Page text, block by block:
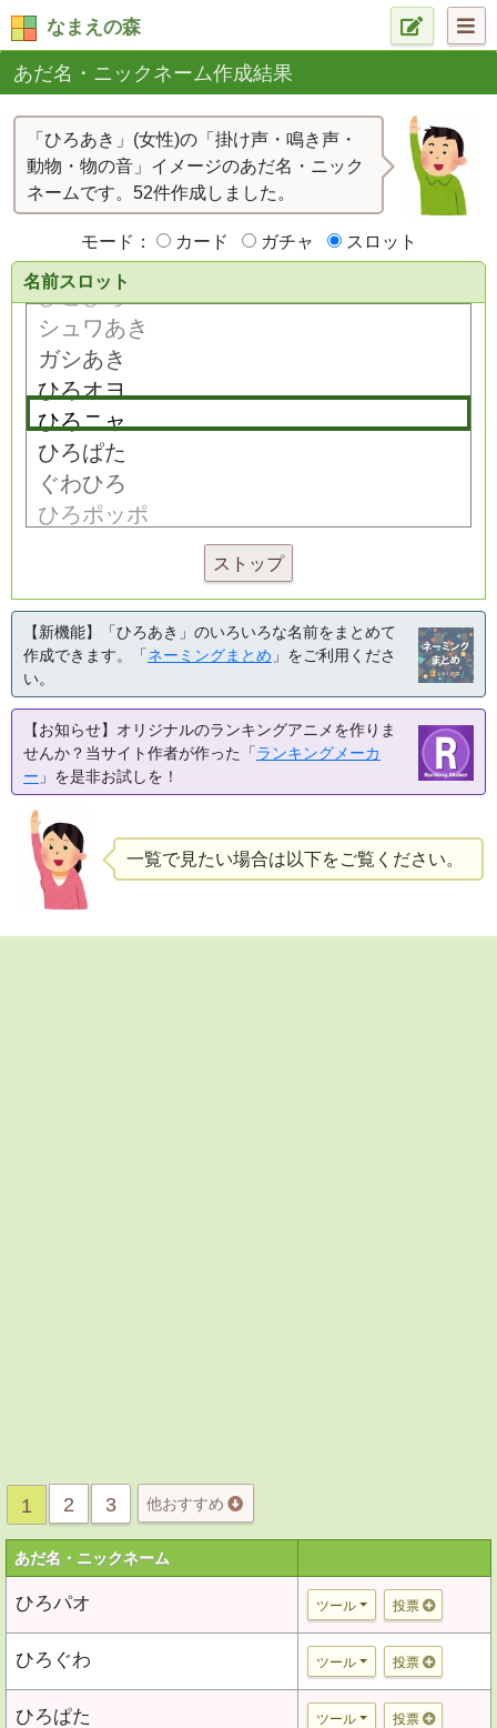
なまえの森
あだ名・ニックネーム作成結果
「ひろあき」(女性)の「掛け声・鳴き声・
動物・物の音」イメージのあだ名・ニック
ネームです。52件作成しました。
モード： カード ガチャ スロット
名前スロット
ストップ
【新機能】「ひろあき」のいろいろな名前をまとめて
作成できます。「ネーミングまとめ 」をご利用くださ
い。
【お知らせ】オリジナルのランキングアニメを作りま
せんか？当サイト作者が作った「ランキングメーカ
ー 」を是非お試しを！
一覧で見たい場合は以下をご覧ください。
1 2 3 他おすすめ
あだ名・ニックネーム
ひろパオ ツール 投票
ひろぐわ ツール 投票
ひろぱた ツール 投票